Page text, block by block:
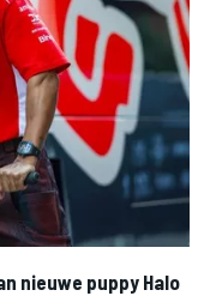
nieuwe puppy Halo